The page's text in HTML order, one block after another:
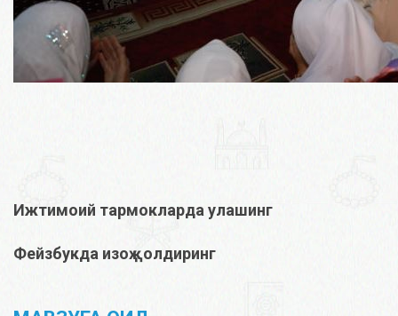
Ижтимоий тармокларда улашинг
Фейзбукда изоҳ қолдиринг